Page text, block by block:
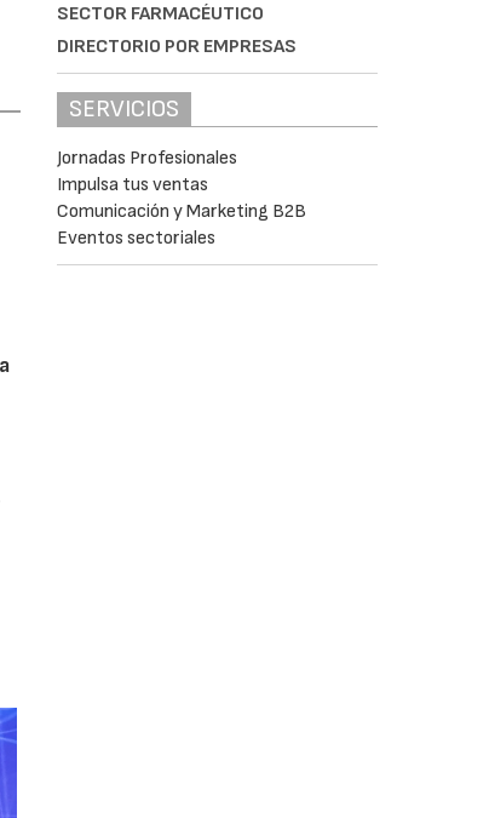
SECTOR FARMACÉUTICO
DIRECTORIO POR EMPRESAS
SERVICIOS
Jornadas Profesionales
Impulsa tus ventas
Comunicación y Marketing B2B
Eventos sectoriales